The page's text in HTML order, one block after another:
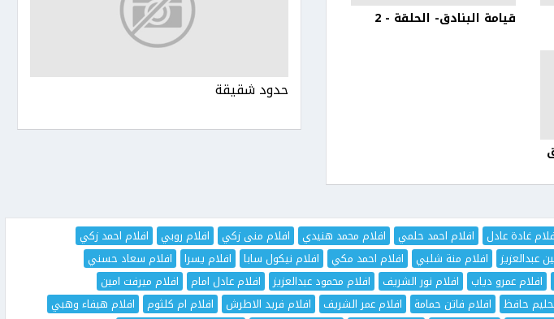
قيامة البنادق- الحلقة - 2
حدود شقيقة
غادة عادل افلام احمد حلمي افلام محمد هنيدي افلام منى زكي افلام روبي
افلام احمد زكي
عبدالعزيز افلام منة شلبي افلام احمد مكي افلام نيكول سابا افلام يسرا
افلام سعاد حسني
افلام عمرو دياب افلام نور الشريف افلام محمود عبدالعزيز افلام عادل امام
افلام ميرفت امين
حافظ افلام فاتن حمامة افلام عمر الشريف افلام فريد الاطرش افلام ام كلثوم
افلام هيفاء وهبي